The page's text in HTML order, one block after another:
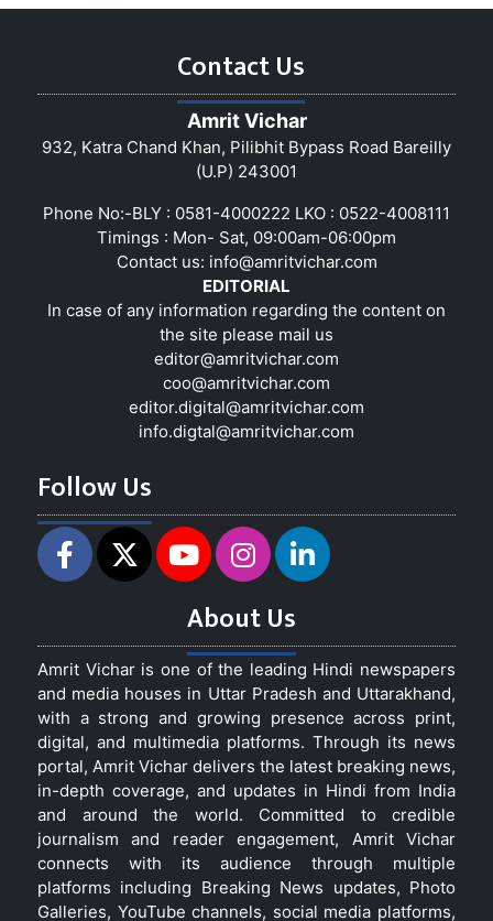
Contact Us
Amrit Vichar
932, Katra Chand Khan, Pilibhit Bypass Road Bareilly
(U.P) 243001
Phone No:-BLY : 0581-4000222 LKO : 0522-4008111
Timings : Mon- Sat, 09:00am-06:00pm
Contact us: info@amritvichar.com
EDITORIAL
In case of any information regarding the content on
the site please mail us
editor@amritvichar.com
coo@amritvichar.com
editor.digital@amritvichar.com
info.digtal@amritvichar.com
Follow Us
About Us
Amrit Vichar is one of the leading Hindi newspapers
and media houses in Uttar Pradesh and Uttarakhand,
with a strong and growing presence across print,
digital, and multimedia platforms. Through its news
portal, Amrit Vichar delivers the latest breaking news,
in-depth coverage, and updates in Hindi from India
and around the world. Committed to credible
journalism and reader engagement, Amrit Vichar
connects with its audience through multiple
platforms including Breaking News updates, Photo
Galleries, YouTube channels, social media platforms,